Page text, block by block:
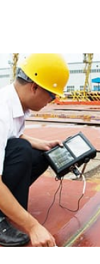
menjamin